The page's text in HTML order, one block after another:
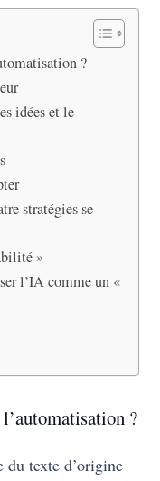
?
idées et le
stratégies se
»
l’IA comme un «
?
du texte d’origine